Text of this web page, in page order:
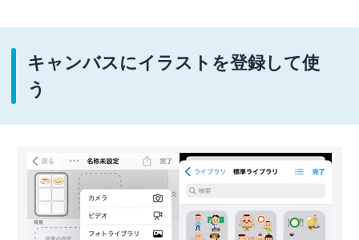
キャンバスにイラストを登録して使
う